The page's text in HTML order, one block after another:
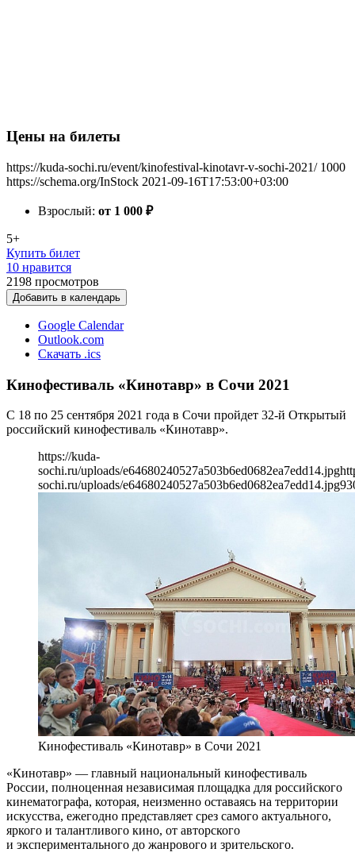
Цены на билеты
https://kuda-sochi.ru/event/kinofestival-kinotavr-v-sochi-2021/ 1000
https://schema.org/InStock 2021-09-16T17:53:00+03:00
Взрослый: от 1 000 ₽
5+
Купить билет
10 нравится
2198 просмотров
Добавить в календарь
Google Calendar
Outlook.com
Скачать .ics
Кинофестиваль «Кинотавр» в Сочи 2021
С 18 по 25 сентября 2021 года в Сочи пройдет 32-й Открытый
российский кинофестиваль «Кинотавр».
https://kuda-
sochi.ru/uploads/e64680240527a503b6ed0682ea7edd14.jpg
sochi.ru/uploads/e64680240527a503b6ed0682ea7edd14.jpg
Кинофестиваль «Кинотавр» в Сочи 2021
«Кинотавр» — главный национальный кинофестиваль
России, полноценная независимая площадка для российского
кинематографа, которая, неизменно оставаясь на территории
искусства, ежегодно представляет срез самого актуального,
яркого и талантливого кино, от авторского
и экспериментального до жанрового и зрительского.